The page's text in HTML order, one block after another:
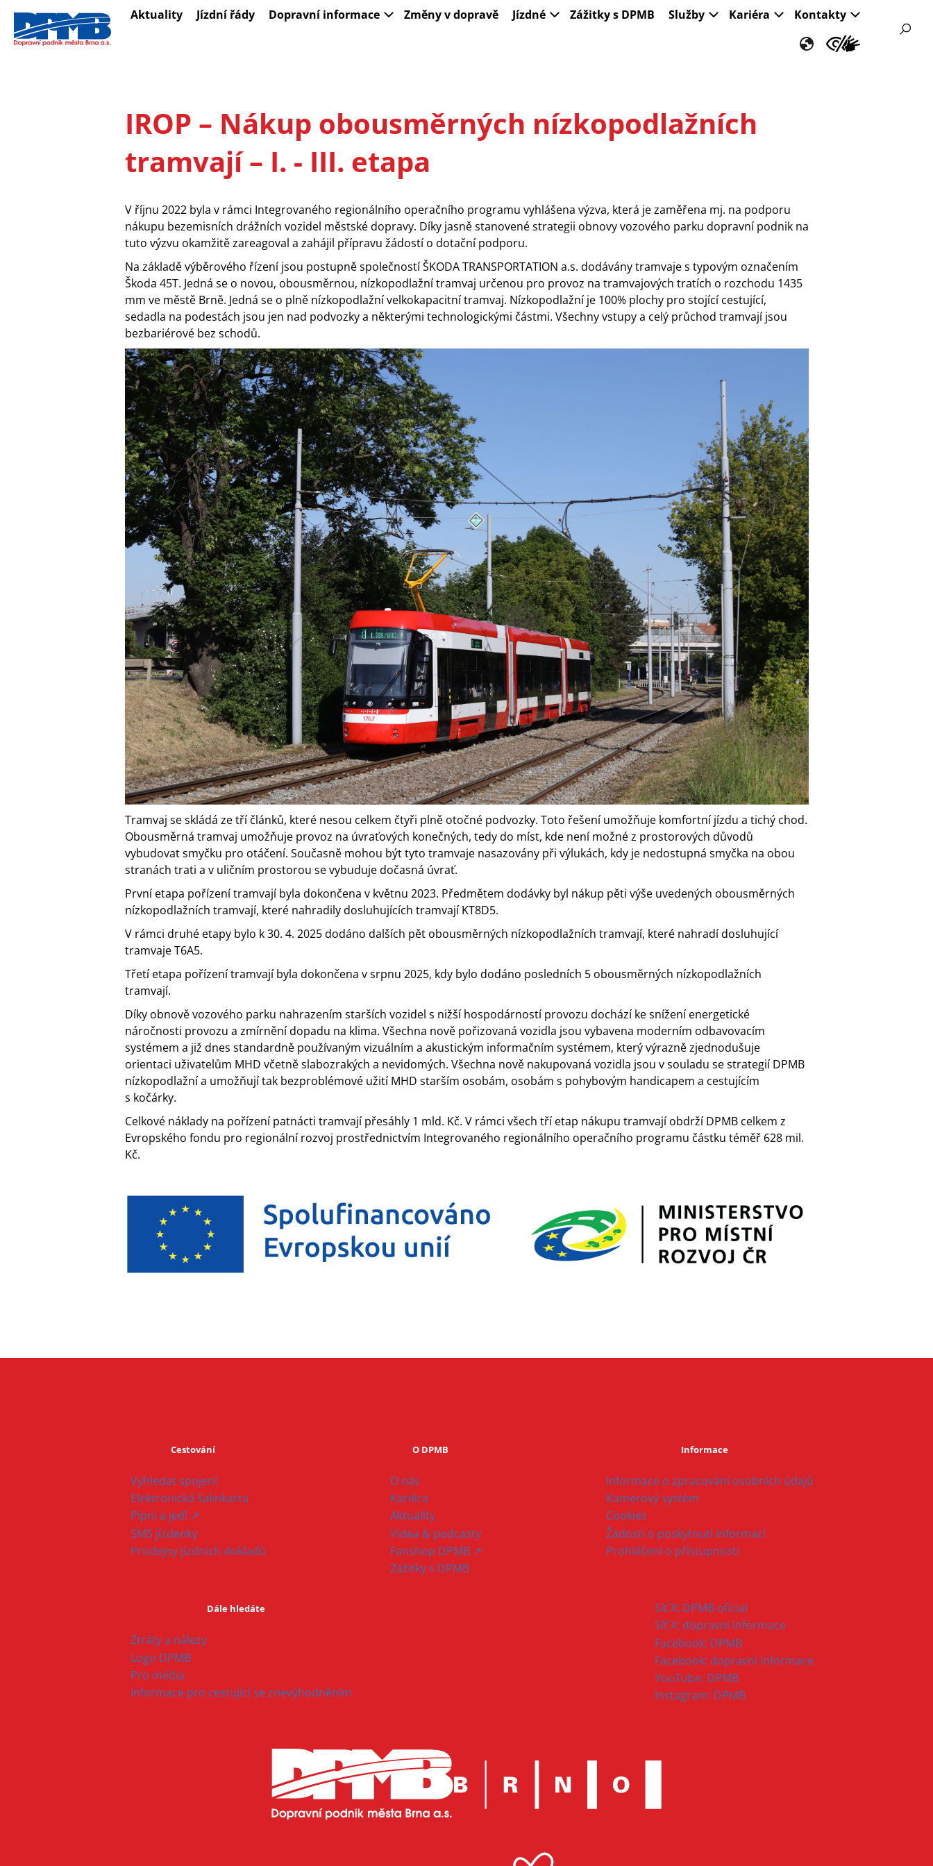
hlavnímu
Aktuality Jízdní řády Dopravní informace Změny v dopravě Jízdné Zážitky s DPMB Služby Kariéra Kontakty
IROP – Nákup obousměrných nízkopodlažních
tramvají – I. - III. etapa
V říjnu 2022 byla v rámci Integrovaného regionálního operačního programu vyhlášena výzva, která je zaměřena mj. na podporu
nákupu bezemisních drážních vozidel městské dopravy. Díky jasně stanovené strategii obnovy vozového parku dopravní podnik na
tuto výzvu okamžitě zareagoval a zahájil přípravu žádostí o dotační podporu.
Na základě výběrového řízení jsou postupně společností ŠKODA TRANSPORTATION a.s. dodávány tramvaje s typovým označením
Škoda 45T. Jedná se o novou, obousměrnou, nízkopodlažní tramvaj určenou pro provoz na tramvajových tratích o rozchodu 1435
mm ve městě Brně. Jedná se o plně nízkopodlažní velkokapacitní tramvaj. Nízkopodlažní je 100% plochy pro stojící cestující,
sedadla na podestách jsou jen nad podvozky a některými technologickými částmi. Všechny vstupy a celý průchod tramvají jsou
bezbariérové bez schodů.
Tramvaj se skládá ze tří článků, které nesou celkem čtyři plně otočné podvozky. Toto řešení umožňuje komfortní jízdu a tichý chod.
Obousměrná tramvaj umožňuje provoz na úvraťových konečných, tedy do míst, kde není možné z prostorových důvodů
vybudovat smyčku pro otáčení. Současně mohou být tyto tramvaje nasazovány při výlukách, kdy je nedostupná smyčka na obou
stranách trati a v uličním prostorou se vybuduje dočasná úvrať.
První etapa pořízení tramvají byla dokončena v květnu 2023. Předmětem dodávky byl nákup pěti výše uvedených obousměrných
nízkopodlažních tramvají, které nahradily dosluhujících tramvají KT8D5.
V rámci druhé etapy bylo k 30. 4. 2025 dodáno dalších pět obousměrných nízkopodlažních tramvají, které nahradí dosluhující
tramvaje T6A5.
Třetí etapa pořízení tramvají byla dokončena v srpnu 2025, kdy bylo dodáno posledních 5 obousměrných nízkopodlažních
tramvají.
Díky obnově vozového parku nahrazením starších vozidel s nižší hospodárností provozu dochází ke snížení energetické
náročnosti provozu a zmírnění dopadu na klima. Všechna nově pořizovaná vozidla jsou vybavena moderním odbavovacím
systémem a již dnes standardně používaným vizuálním a akustickým informačním systémem, který výrazně zjednodušuje
orientaci uživatelům MHD včetně slabozrakých a nevidomých. Všechna nově nakupovaná vozidla jsou v souladu se strategií DPMB
nízkopodlažní a umožňují tak bezproblémové užití MHD starším osobám, osobám s pohybovým handicapem a cestujícím
s kočárky.
Celkové náklady na pořízení patnácti tramvají přesáhly 1 mld. Kč. V rámci všech tří etap nákupu tramvají obdrží DPMB celkem z
Evropského fondu pro regionální rozvoj prostřednictvím Integrovaného regionálního operačního programu částku téměř 628 mil.
Kč.
Cestování
Vyhledat spojení
Elektronická šalinkarta
Pípni a jeď! ↗
SMS jízdenky
Prodejny jízdních dokladů
O DPMB
O nás
Kariéra
Aktuality
Videa & podcasty
Fanshop DPMB ↗
Zážitky s DPMB
Informace
Informace o zpracování osobních údajů
Kamerový systém
Cookies
Žádosti o poskytnutí informací
Prohlášení o přístupnosti
Dále hledáte
Ztráty a nálezy
Logo DPMB
Pro média
Informace pro cestující se znevýhodněním
Síť X: DPMB oficial
Síť X: dopravní informace
Facebook: DPMB
Facebook: dopravní informace
YouTube: DPMB
Instagram: DPMB